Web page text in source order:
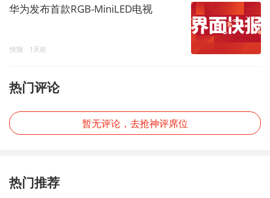
华为发布首款RGB-MiniLED电视
快报 1天前
热门评论
暂无评论，去抢神评席位
热门推荐